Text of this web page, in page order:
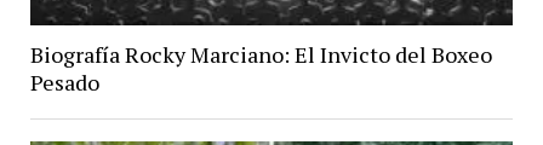
Biografía Rocky Marciano: El Invicto del Boxeo
Pesado